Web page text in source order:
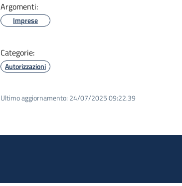
Argomenti:
Imprese
Categorie:
Autorizzazioni
Ultimo aggiornamento: 24/07/2025 09:22.39